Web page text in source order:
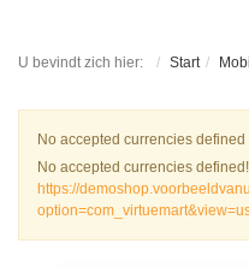
U bevindt zich hier: Start
Waarschuwing
No accepted currencies defined
No accepted currencies
https://